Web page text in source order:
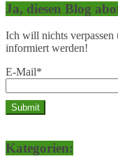
Ja, diesen Blog
Ich will nichts verpassen
informiert werden!
E-Mail*
Kategorien: